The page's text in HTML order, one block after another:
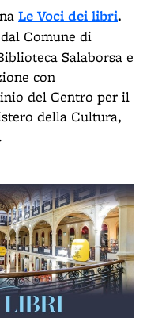
Le Voci dei libri.
Comune di
Salaborsa e
con
del Centro per il
della Cultura,